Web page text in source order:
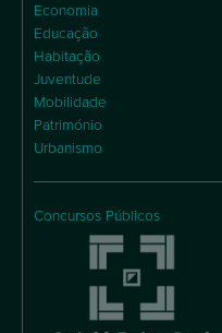
Economia
Educação
Habitação
Juventude
Mobilidade
Património
Urbanismo
Concursos Públicos